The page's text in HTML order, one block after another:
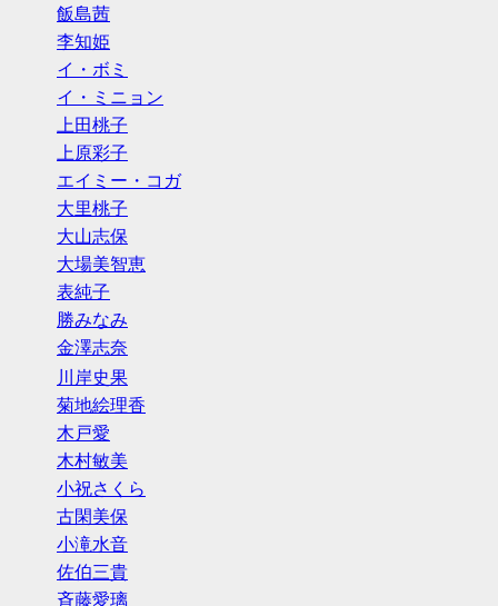
飯島茜
李知姫
イ・ボミ
イ・ミニョン
上田桃子
上原彩子
エイミー・コガ
大里桃子
大山志保
大場美智恵
表純子
勝みなみ
金澤志奈
川岸史果
菊地絵理香
木戸愛
木村敏美
小祝さくら
古閑美保
小滝水音
佐伯三貴
斉藤愛璃